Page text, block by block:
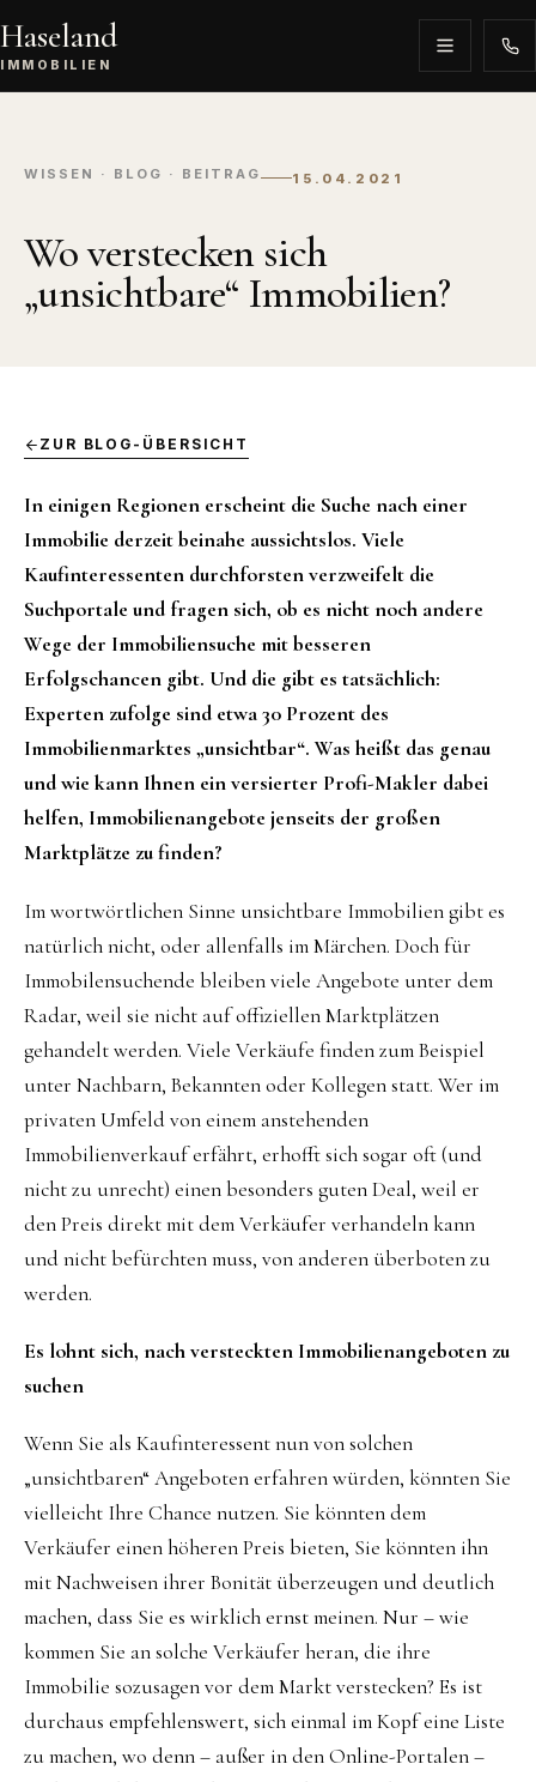
Haseland
IMMOBILIEN
WISSEN · BLOG · BEITRAG 15.04.2021
Wo verstecken sich
„unsichtbare“ Immobilien?
ZUR BLOG-ÜBERSICHT
In einigen Regionen erscheint die Suche nach einer
Immobilie derzeit beinahe aussichtslos. Viele
Kaufinteressenten durchforsten verzweifelt die
Suchportale und fragen sich, ob es nicht noch andere
Wege der Immobiliensuche mit besseren
Erfolgschancen gibt. Und die gibt es tatsächlich:
Experten zufolge sind etwa 30 Prozent des
Immobilienmarktes „unsichtbar“. Was heißt das genau
und wie kann Ihnen ein versierter Profi-Makler dabei
helfen, Immobilienangebote jenseits der großen
Marktplätze zu finden?
Im wortwörtlichen Sinne unsichtbare Immobilien gibt es
natürlich nicht, oder allenfalls im Märchen. Doch für
Immobilensuchende bleiben viele Angebote unter dem
Radar, weil sie nicht auf offiziellen Marktplätzen
gehandelt werden. Viele Verkäufe finden zum Beispiel
unter Nachbarn, Bekannten oder Kollegen statt. Wer im
privaten Umfeld von einem anstehenden
Immobilienverkauf erfährt, erhofft sich sogar oft (und
nicht zu unrecht) einen besonders guten Deal, weil er
den Preis direkt mit dem Verkäufer verhandeln kann
und nicht befürchten muss, von anderen überboten zu
werden.
Es lohnt sich, nach versteckten Immobilienangeboten zu
suchen
Wenn Sie als Kaufinteressent nun von solchen
„unsichtbaren“ Angeboten erfahren würden, könnten Sie
vielleicht Ihre Chance nutzen. Sie könnten dem
Verkäufer einen höheren Preis bieten, Sie könnten ihn
mit Nachweisen ihrer Bonität überzeugen und deutlich
machen, dass Sie es wirklich ernst meinen. Nur – wie
kommen Sie an solche Verkäufer heran, die ihre
Immobilie sozusagen vor dem Markt verstecken? Es ist
durchaus empfehlenswert, sich einmal im Kopf eine Liste
zu machen, wo denn – außer in den Online-Portalen –